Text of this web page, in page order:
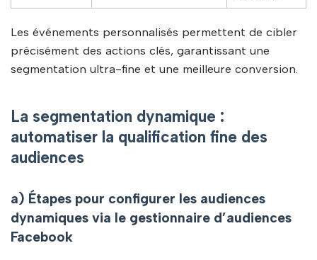
Les événements personnalisés permettent de cibler
précisément des actions clés, garantissant une
segmentation ultra-fine et une meilleure conversion.
La segmentation dynamique :
automatiser la qualification fine des
audiences
a) Étapes pour configurer les audiences
dynamiques via le gestionnaire d’audiences
Facebook